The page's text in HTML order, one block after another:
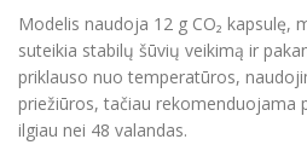
Modelis naudoja 12 g CO₂ kapsulę,
suteikia stabilų šūvių veikimą ir
priklauso nuo temperatūros,
priežiūros, tačiau rekomenduojama
ilgiau nei 48 valandas.